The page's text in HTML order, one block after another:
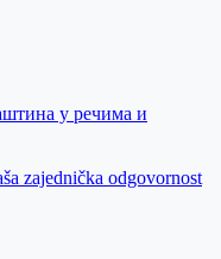
у речима и
zajednička odgovornost